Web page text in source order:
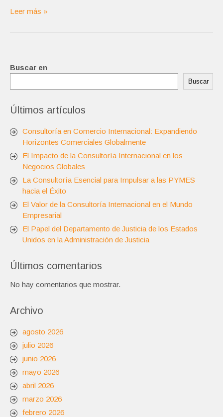
Leer más »
Buscar en
Buscar
Últimos artículos
Consultoría en Comercio Internacional: Expandiendo
Horizontes Comerciales Globalmente
El Impacto de la Consultoría Internacional en los
Negocios Globales
La Consultoría Esencial para Impulsar a las PYMES
hacia el Éxito
El Valor de la Consultoría Internacional en el Mundo
Empresarial
El Papel del Departamento de Justicia de los Estados
Unidos en la Administración de Justicia
Últimos comentarios
No hay comentarios que mostrar.
Archivo
agosto 2026
julio 2026
junio 2026
mayo 2026
abril 2026
marzo 2026
febrero 2026